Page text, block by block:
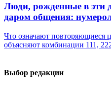
Люди, рожденные в эти
даром общения:
Что означают повторяющиеся
объясняют комбинации 111,
Выбор редакции